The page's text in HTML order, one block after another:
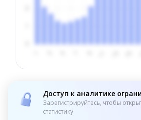
Доступ к аналитике
Зарегистрируйтесь, чтобы
статистику